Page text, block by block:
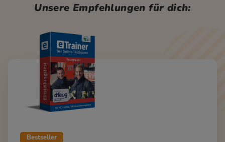
Unsere Empfehlungen für dich:
Bestseller